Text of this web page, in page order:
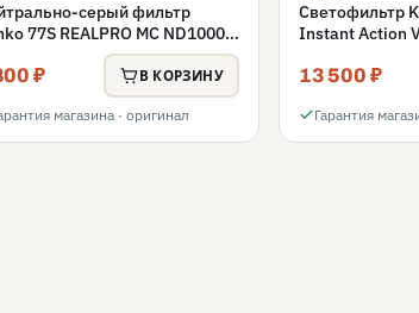
серый фильтр
77S REALPRO MC ND1000
₽ В КОРЗИНУ
магазина · оригинал
Светофильтр
Instant Action
450+C-PL
77mm
13 500 ₽
Гарантия